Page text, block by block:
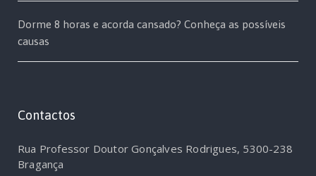
Dorme 8 horas e acorda cansado? Conheça as possíveis
causas
Contactos
Rua Professor Doutor Gonçalves Rodrigues, 5300-238
Bragança